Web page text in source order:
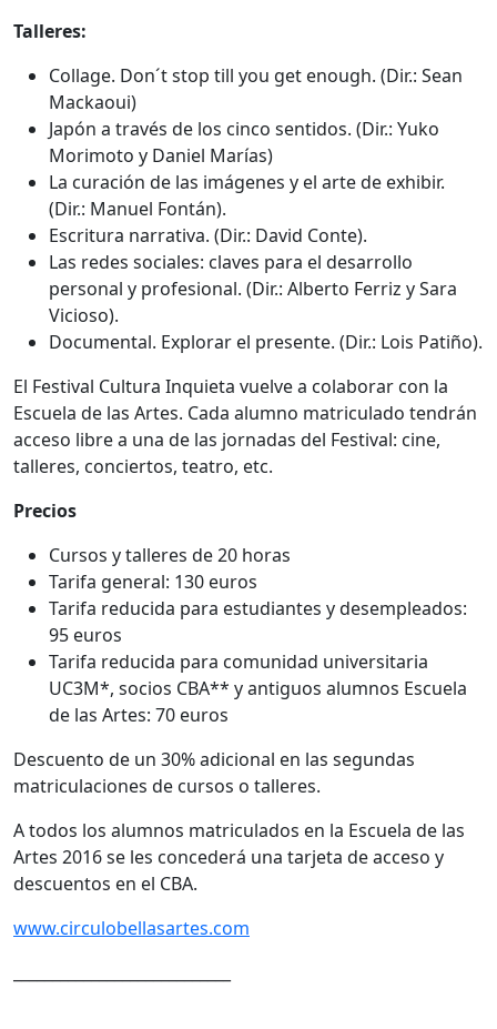
Talleres:
Collage. Don´t stop till you get enough. (Dir.: Sean
Mackaoui)
Japón a través de los cinco sentidos. (Dir.: Yuko
Morimoto y Daniel Marías)
La curación de las imágenes y el arte de exhibir.
(Dir.: Manuel Fontán).
Escritura narrativa. (Dir.: David Conte).
Las redes sociales: claves para el desarrollo
personal y profesional. (Dir.: Alberto Ferriz y Sara
Vicioso).
Documental. Explorar el presente. (Dir.: Lois Patiño).
El Festival Cultura Inquieta vuelve a colaborar con la
Escuela de las Artes. Cada alumno matriculado tendrán
acceso libre a una de las jornadas del Festival: cine,
talleres, conciertos, teatro, etc.
Precios
Cursos y talleres de 20 horas
Tarifa general: 130 euros
Tarifa reducida para estudiantes y desempleados:
95 euros
Tarifa reducida para comunidad universitaria
UC3M*, socios CBA** y antiguos alumnos Escuela
de las Artes: 70 euros
Descuento de un 30% adicional en las segundas
matriculaciones de cursos o talleres.
A todos los alumnos matriculados en la Escuela de las
Artes 2016 se les concederá una tarjeta de acceso y
descuentos en el CBA.
www.circulobellasartes.com